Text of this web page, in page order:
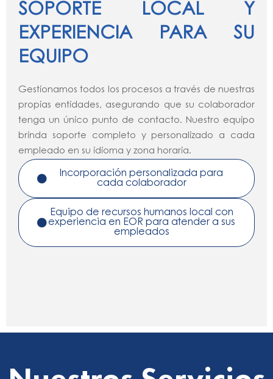
SOPORTE LOCAL Y
EXPERIENCIA PARA SU
EQUIPO
Gestionamos todos los procesos a través de nuestras
propias entidades, asegurando que su colaborador
tenga un único punto de contacto. Nuestro equipo
brinda soporte completo y personalizado a cada
empleado en su idioma y zona horaria.
Incorporación personalizada para
cada colaborador
Equipo de recursos humanos local con
experiencia en EOR para atender a sus
empleados